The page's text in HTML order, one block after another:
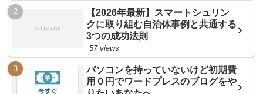
【2026年最新】スマートシュリン
クに取り組む自治体事例と共通する
3つの成功法則
57 views
パソコンを持っていないけど初期費
用０円でワードプレスのブログをや